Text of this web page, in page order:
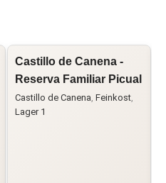
Castillo de Canena -
Reserva Familiar Picual
Castillo de Canena, Feinkost,
Lager 1